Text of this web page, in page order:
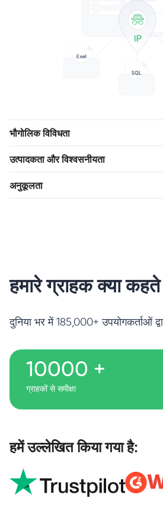
भौगोलिक विविधता
उत्पादकता और विश्वसनीयता
अनुकूलता
हमारे ग्राहक क्या
दुनिया भर में 185,000+ उपयोगकर्ताओं
10000 +
ग्राहकों से समीक्षा
हमें उल्लेखित किया गया है: